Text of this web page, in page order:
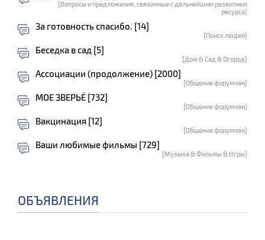
[Вопросы и предложения, связанные с дальнейшим развитием
ресурса]
За готовность спасибо. [14]
[Поиск людей]
Беседка в сад [5]
[Дом & Сад & Огород]
Ассоциации (продолжение) [2000]
[Общение форумчан]
МОЕ ЗВЕРЬЁ [732]
[Общение форумчан]
Вакцинация [12]
[Общение форумчан]
Ваши любимые фильмы [729]
[Музыка & Фильмы & Игры]
ОБЪЯВЛЕНИЯ